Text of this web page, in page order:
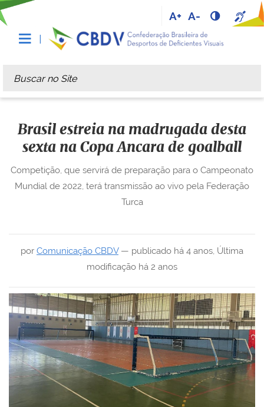
A+ A-
Busca
Busca Avançada…
Brasil estreia na madrugada desta
sexta na Copa Ancara de goalball
por Comunicação CBDV— publicado há 4 anos, Última
modificação há 2 anos
Competição, que servirá de preparação para o Campeonato
Mundial de 2022, terá transmissão ao vivo pela Federação
Turca